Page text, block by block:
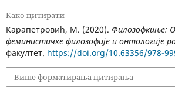
Како цитирати
Карапетровић, М. (2020). Филозофкиње:
феминистичке филозофије и онтологије
факултет. https://doi.org/10.63356/978-
Више форматирања цитирања